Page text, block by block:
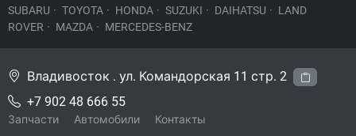
SUBARU · TOYOTA · HONDA · SUZUKI · DAIHATSU · LAND
ROVER · MAZDA · MERCEDES-BENZ
Владивосток . ул. Командорская 11 стр. 2
+7 902 48 666 55
Запчасти Автомобили Контакты